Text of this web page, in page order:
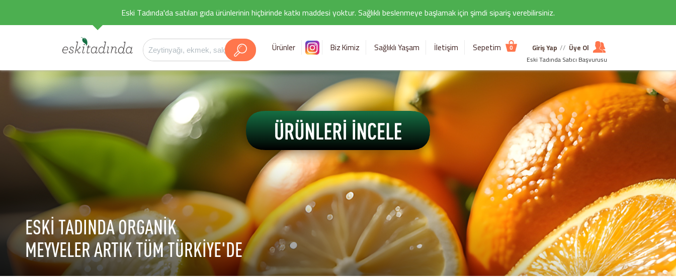
Eski Tadında'da satılan gıda ürünlerinin hiçbirinde katkı maddesi yoktur. Sağlıklı beslenmeye başlamak için şimdi sipariş verebilirsiniz.
Ürünler Biz Kimiz Sağlıklı Yaşam İletişim Sepetim 0 Giriş Yap // Üye Ol
Eski Tadında Satıcı Başvurusu
ESKİ TADINDA ORGANİK
MEYVELER ARTIK TÜM TÜRKİYE'DE